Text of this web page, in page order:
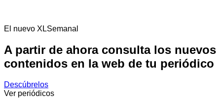
El nuevo XLSemanal
A partir de ahora consulta los nuevos
contenidos en la web de tu periódico
Descúbrelos
Ver periódicos